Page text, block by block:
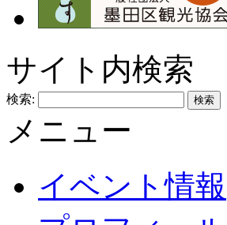
サイト内検索
検索:
メニュー
イベント情報